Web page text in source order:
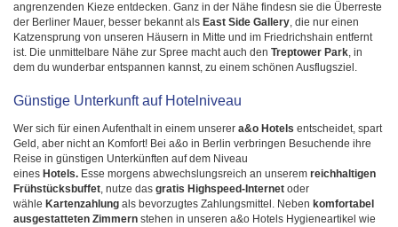
angrenzenden Kieze entdecken. Ganz in der Nähe findesn sie die Überreste
der Berliner Mauer, besser bekannt als East Side Gallery, die nur einen
Katzensprung von unseren Häusern in Mitte und im Friedrichshain entfernt
ist. Die unmittelbare Nähe zur Spree macht auch den Treptower Park, in
dem du wunderbar entspannen kannst, zu einem schönen Ausflugsziel.
Günstige Unterkunft auf Hotelniveau
Wer sich für einen Aufenthalt in einem unserer a&o Hotels entscheidet, spart
Geld, aber nicht an Komfort! Bei a&o in Berlin verbringen Besuchende ihre
Reise in günstigen Unterkünften auf dem Niveau
eines Hotels. Esse morgens abwechslungsreich an unserem reichhaltigen
Frühstücksbuffet, nutze das gratis Highspeed-Internet oder
wähle Kartenzahlung als bevorzugtes Zahlungsmittel. Neben komfortabel
ausgestatteten Zimmern stehen in unseren a&o Hotels Hygieneartikel wie